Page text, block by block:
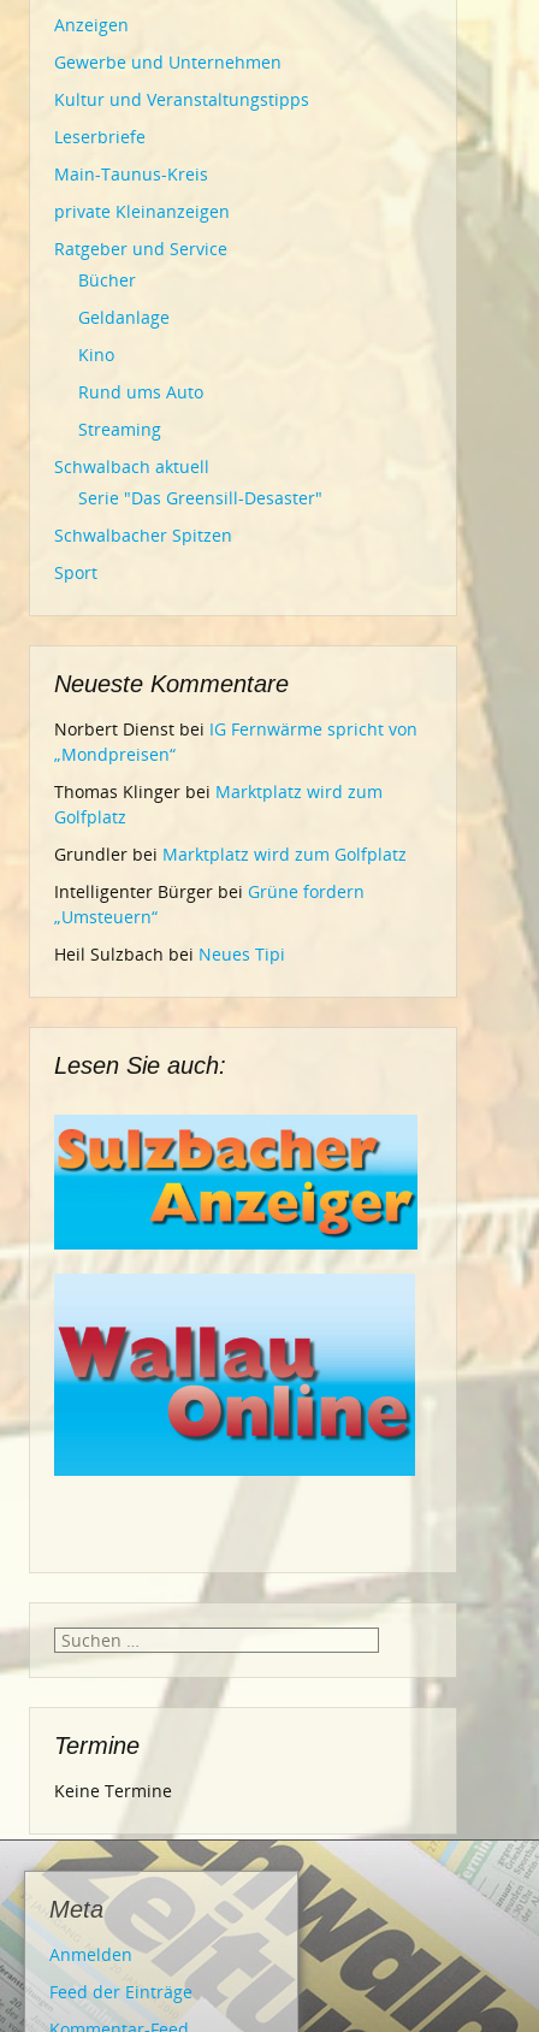
Anzeigen
Gewerbe und Unternehmen
Kultur und Veranstaltungstipps
Leserbriefe
Main-Taunus-Kreis
private Kleinanzeigen
Ratgeber und Service
Bücher
Geldanlage
Kino
Rund ums Auto
Streaming
Schwalbach aktuell
Serie "Das Greensill-Desaster"
Schwalbacher Spitzen
Sport
Neueste Kommentare
Norbert Dienst bei IG Fernwärme spricht von
„Mondpreisen“
Thomas Klinger bei Marktplatz wird zum
Golfplatz
Grundler bei Marktplatz wird zum Golfplatz
Intelligenter Bürger bei Grüne fordern
„Umsteuern“
Heil Sulzbach bei Neues Tipi
Lesen Sie auch:
Suche
nach:
Termine
Keine Termine
Meta
Anmelden
Feed der Einträge